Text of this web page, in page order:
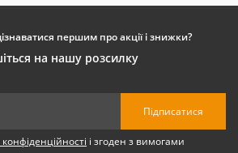
першим про акції і знижки?
на нашу розсилку
Підписатися
і згоден з вимогами